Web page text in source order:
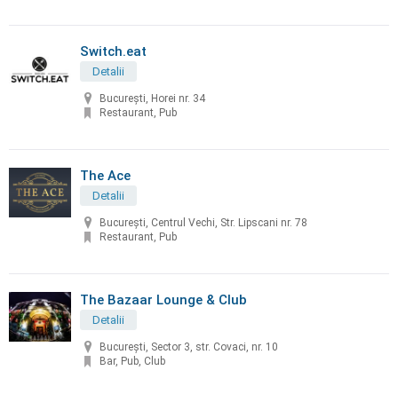
Switch.eat
Detalii
București, Horei nr. 34
Restaurant, Pub
The Ace
Detalii
București, Centrul Vechi, Str. Lipscani nr. 78
Restaurant, Pub
The Bazaar Lounge & Club
Detalii
București, Sector 3, str. Covaci, nr. 10
Bar, Pub, Club